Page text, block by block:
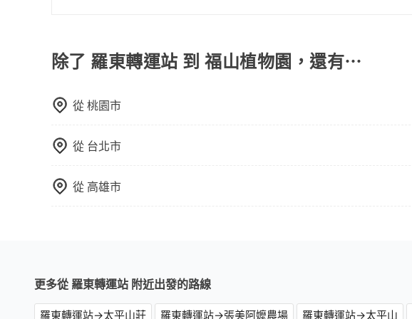
除了 羅東轉運站 到 福山植物園，還有⋯
從桃園市
從 台北市
從 高雄市
更多從 羅東轉運站 附近出發的路線
羅東轉運站→太平山莊 羅東轉運站→張美阿嬤農場 羅東轉運站→太平山